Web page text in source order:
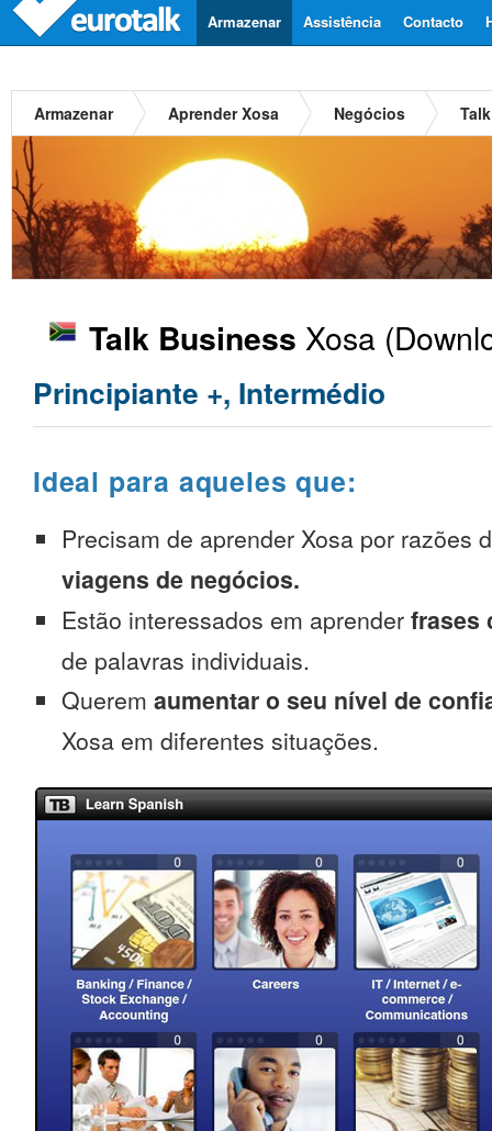
Contacto
Assistência
Armazenar
Armazenar Aprender Xosa Negócios
Talk Business Xosa
Principiante +, Intermédio
Ideal para aqueles que:
Precisam de aprender Xosa por razões
viagens de negócios.
Estão interessados em aprender frases
de palavras individuais.
Querem aumentar o seu nível de
Xosa em diferentes situações.